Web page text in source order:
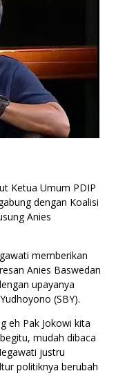
Ketua Umum PDIP
dengan Koalisi
Anies
memberikan
Anies Baswedan
upayanya
(SBY).
eh Pak Jokowi kita
mudah dibaca
justru
politiknya berubah